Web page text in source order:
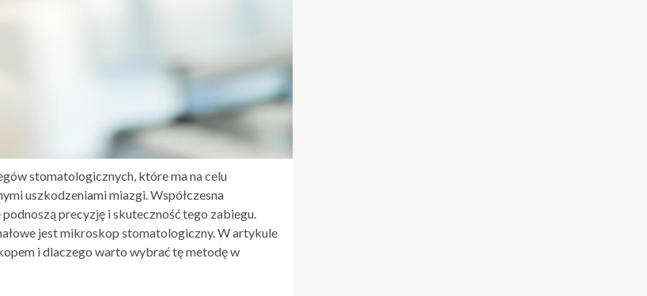
stomatologicznych, które ma na celu
uszkodzeniami miazgi. Współczesna
precyzję i skuteczność tego zabiegu.
jest mikroskop stomatologiczny. W artykule
i dlaczego warto wybrać tę metodę w